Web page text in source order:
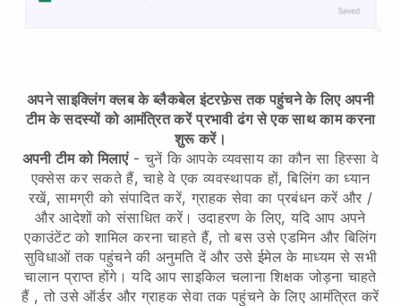
अपने साइक्लिंग क्लब के ब्लैकबेल इंटरफ़ेस तक पहुंचने के लिए अपनी
टीम के सदस्यों को आमंत्रित करें प्रभावी ढंग से एक साथ काम करना
शुरू करें।
अपनी टीम को मिलाएं- चुनें कि आपके व्यवसाय का कौन सा हिस्सा वे
एक्सेस कर सकते हैं, चाहे वे एक व्यवस्थापक हों, बिलिंग का ध्यान
रखें, सामग्री को संपादित करें, ग्राहक सेवा का प्रबंधन करें और /
और आदेशों को संसाधित करें। उदाहरण के लिए, यदि आप अपने
एकाउंटेंट को शामिल करना चाहते हैं, तो बस उसे एडमिन और बिलिंग
सुविधाओं तक पहुंचने की अनुमति दें और उसे ईमेल के माध्यम से सभी
चालान प्राप्त होंगे।यदि आप साइकिल चलाना शिक्षक जोड़ना चाहते
हैं, तो उसे ऑर्डर और ग्राहक सेवा तक पहुंचने के लिए आमंत्रित करें